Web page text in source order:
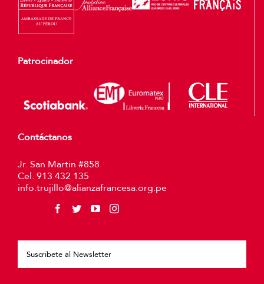
Patrocinador
Contáctanos
Jr. San Martin #858
Cel. 913 432 135
info.trujillo@alianzafrancesa.org.pe